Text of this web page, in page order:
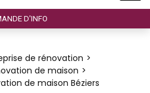
D'INFO
de rénovation
de maison
de maison Béziers